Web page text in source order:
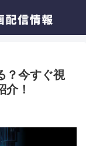
？今すぐ視
！